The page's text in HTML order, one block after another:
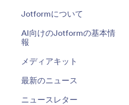
Jotformについて
AI向けのJotformの基本情
報
メディアキット
最新のニュース
ニュースレター